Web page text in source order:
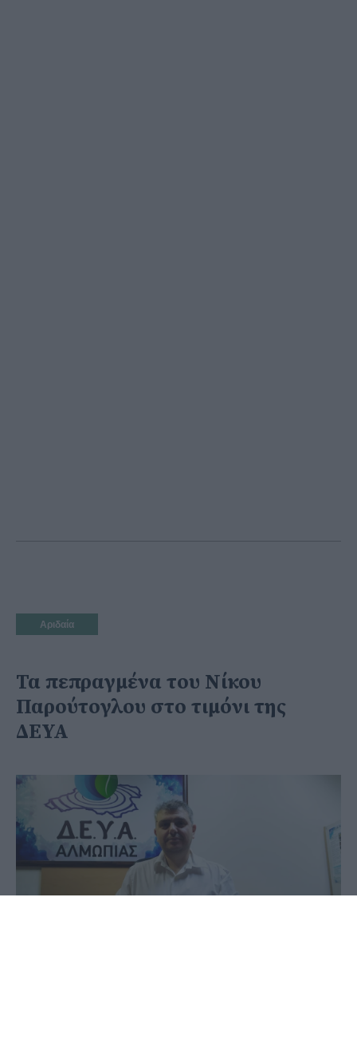
Αριδαία
Τα πεπραγμένα του Νίκου
Παρούτογλου στο τιμόνι της
ΔΕΥΑ